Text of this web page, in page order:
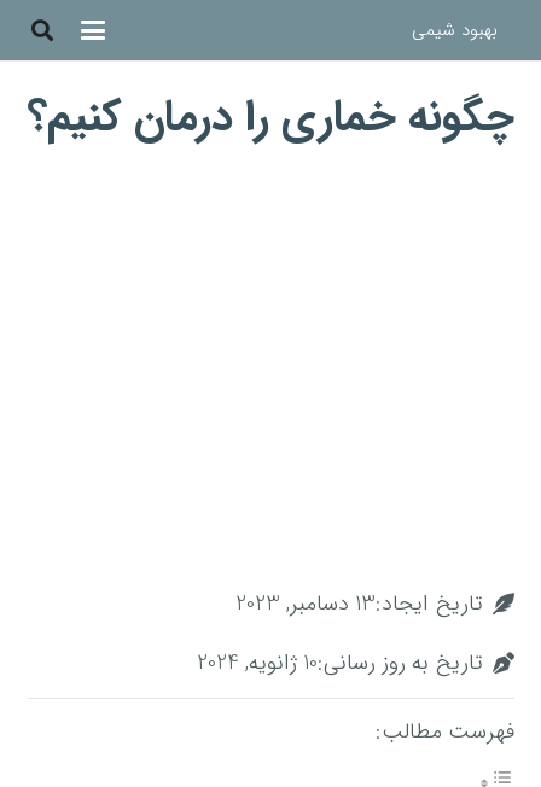
بهبود شیمی
چگونه خماری را درمان کنیم؟
تاریخ ایجاد:13 دسامبر, 2023
تاریخ به روز رسانی:10 ژانویه, 2024
فهرست مطالب: